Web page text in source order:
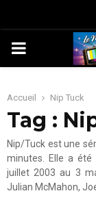
PRIMARY
Accueil Nip Tuck
Tag :
Nip/Tuck est une
minutes. Elle a été
juillet 2003 au 3
Julian McMahon,